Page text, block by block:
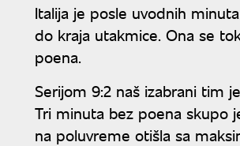
Italija je posle uvodnih
do kraja utakmice. Ona se
poena.
Serijom 9:2 naš izabrani tim
Tri minuta bez poena skupo
na poluvreme otišla sa